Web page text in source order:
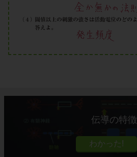
伝導の特徴